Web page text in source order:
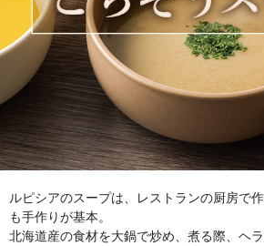
ルピシアのスープは、レストランの厨房で
も手作りが基本。
北海道産の食材を大鍋で炒め、煮る際、ヘ